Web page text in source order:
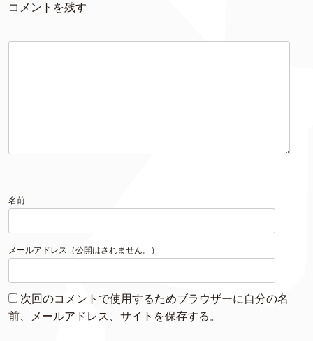
コメントを残す
名前
メールアドレス（公開はされません。）
次回のコメントで使用するためブラウザーに自分の名
前、メールアドレス、サイトを保存する。